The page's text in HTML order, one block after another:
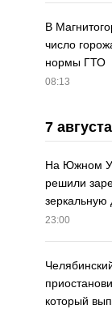
В
число
нормы ГТО
08:13
7 августа
На Южном
решили
зеркальную
23:00
который